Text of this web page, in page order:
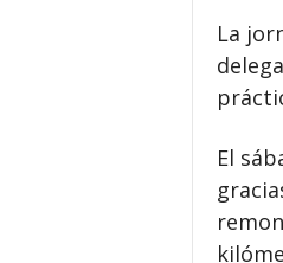
La
El